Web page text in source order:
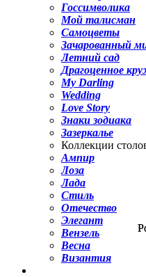
Госсимволика
Мой талисман
Самоцветы
Зачарованный
Летний сад
Драгоценное
My Darling
Wedding
Love Story
Знаки зодиака
Зазеркалье
Коллекции
Ампир
Лоза
Лада
Стиль
Отечество
Элегант
Вензель
Весна
Византия